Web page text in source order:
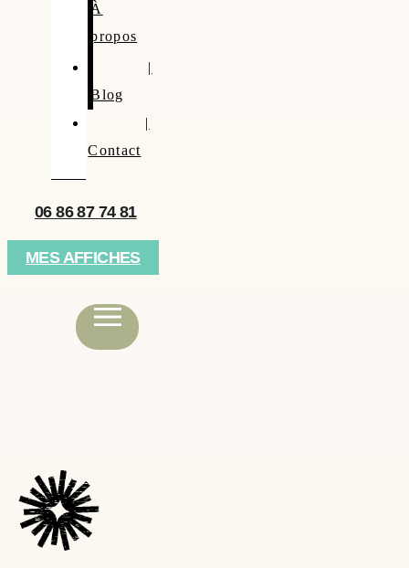
À
propos
Blog
Contact
06 86 87 74 81
MES AFFICHES